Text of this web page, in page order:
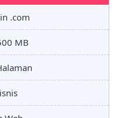
.com
MB